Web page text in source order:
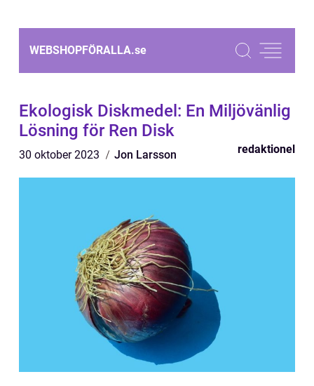
WEBSHOPFÖRALLA.se
Ekologisk Diskmedel: En Miljövänlig
Lösning för Ren Disk
30 oktober 2023 Jon Larsson redaktionel